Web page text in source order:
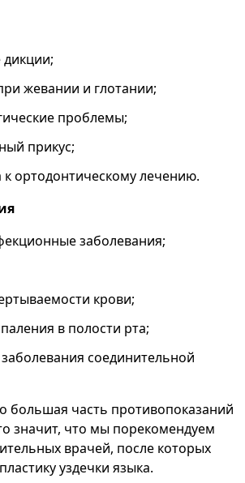
жевании и глотании;
проблемы;
прикус;
к ортодонтическому лечению.
заболевания;
крови;
в полости рта;
соединительной
большая часть противопоказаний
значит, что мы порекомендуем
врачей, после которых
уздечки языка.